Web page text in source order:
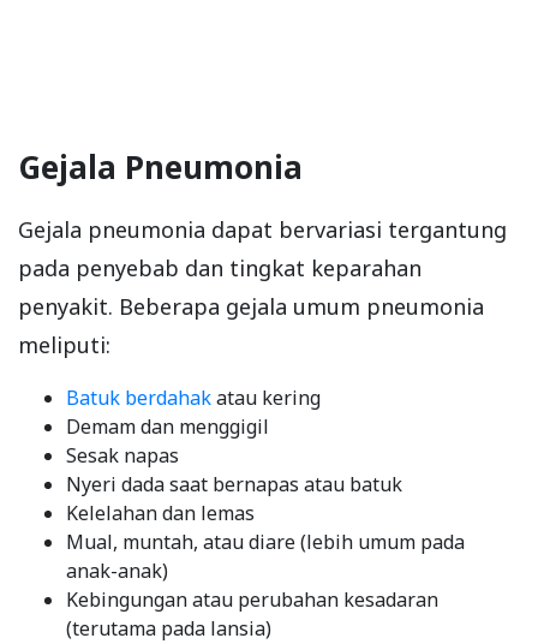
Gejala Pneumonia
Gejala pneumonia dapat bervariasi tergantung
pada penyebab dan tingkat keparahan
penyakit. Beberapa gejala umum pneumonia
meliputi:
Batuk berdahakatau kering
Demam dan menggigil
Sesak napas
Nyeri dada saat bernapas atau batuk
Kelelahan dan lemas
Mual, muntah, atau diare (lebih umum pada
anak-anak)
Kebingungan atau perubahan kesadaran
(terutama pada lansia)